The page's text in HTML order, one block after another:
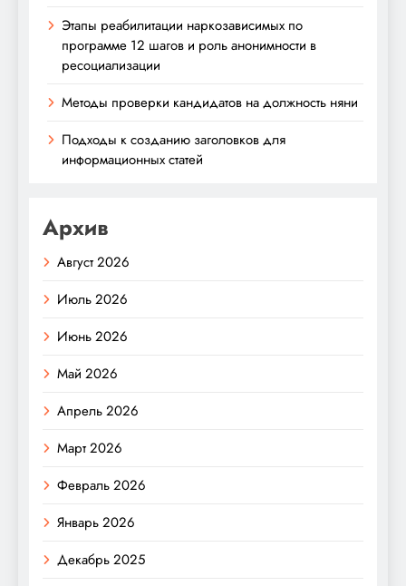
Этапы реабилитации наркозависимых по
программе 12 шагов и роль анонимности в
ресоциализации
Методы проверки кандидатов на должность няни
Подходы к созданию заголовков для
информационных статей
Архив
Август 2026
Июль 2026
Июнь 2026
Май 2026
Апрель 2026
Март 2026
Февраль 2026
Январь 2026
Декабрь 2025